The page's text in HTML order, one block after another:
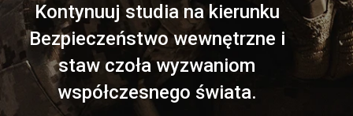
Kontynuuj studia na kierunku
Bezpieczeństwo wewnętrzne i
staw czoła wyzwaniom
współczesnego świata.